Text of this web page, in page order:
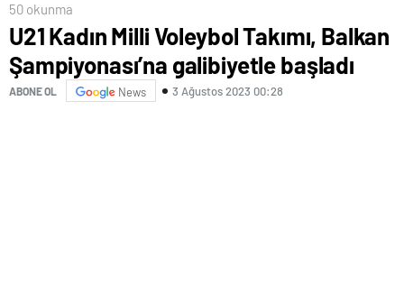
50 okunma
U21 Kadın Milli Voleybol Takımı, Balkan
Şampiyonası’na galibiyetle başladı
ABONE OL News 3 Ağustos 2023 00:28